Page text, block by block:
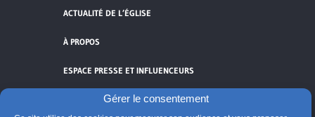
Gérer le consentement
ACTUALITÉ DE L’ÉGLISE
À PROPOS
ESPACE PRESSE ET INFLUENCEURS